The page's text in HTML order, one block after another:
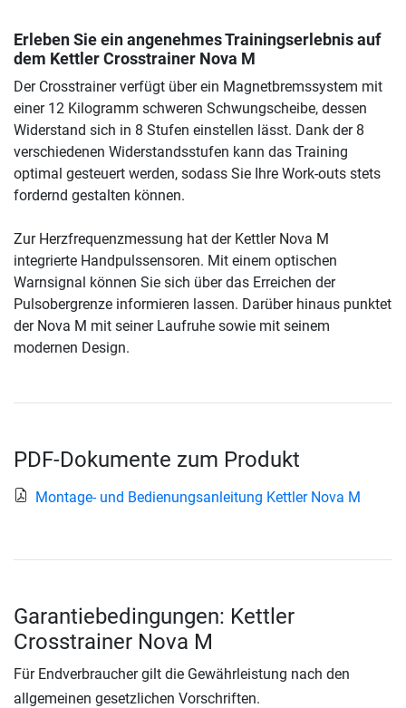
Erleben Sie ein angenehmes Trainingserlebnis auf
dem Kettler Crosstrainer Nova M
Der Crosstrainer verfügt über ein Magnetbremssystem mit
einer 12 Kilogramm schweren Schwungscheibe, dessen
Widerstand sich in 8 Stufen einstellen lässt. Dank der 8
verschiedenen Widerstandsstufen kann das Training
optimal gesteuert werden, sodass Sie Ihre Work-outs stets
fordernd gestalten können.
Zur Herzfrequenzmessung hat der Kettler Nova M
integrierte Handpulssensoren. Mit einem optischen
Warnsignal können Sie sich über das Erreichen der
Pulsobergrenze informieren lassen. Darüber hinaus punktet
der Nova M mit seiner Laufruhe sowie mit seinem
modernen Design.
PDF-Dokumente zum Produkt
Montage- und Bedienungsanleitung Kettler Nova M
Garantiebedingungen: Kettler
Crosstrainer Nova M
Für Endverbraucher gilt die Gewährleistung nach den
allgemeinen gesetzlichen Vorschriften.